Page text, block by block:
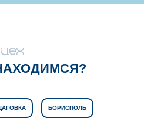
БОРИСПОЛЬ